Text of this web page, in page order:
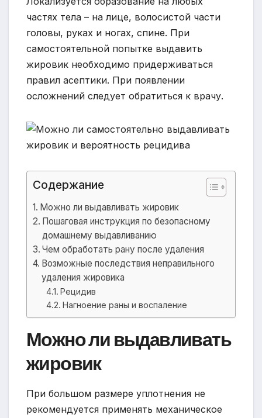
частях тела – на лице, волосистой части
головы, руках и ногах, спине. При
самостоятельной попытке выдавить
жировик необходимо придерживаться
правил асептики. При появлении
осложнений следует обратиться к врачу.
Содержание
Можно ли выдавливать жировик
Пошаговая инструкция по безопасному
домашнему выдавливанию
Чем обработать рану после удаления
Возможные последствия неправильного
удаления жировика
Рецидив
Нагноение раны и воспаление
Можно ли выдавливать
жировик
При большом размере уплотнения не
рекомендуется применять механическое